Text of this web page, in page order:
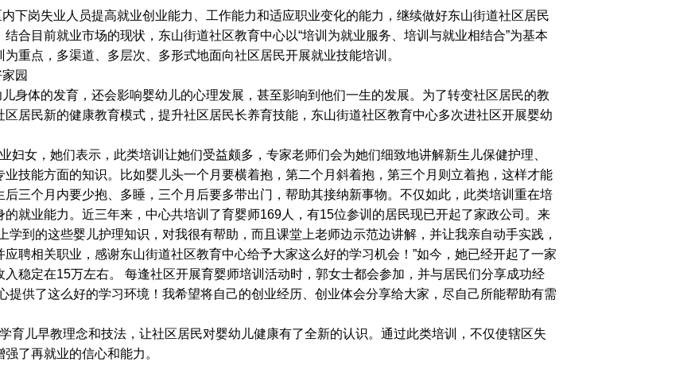
岗失业人员提高就业创业能力、工作能力和适应职业变化的能力，继续做好东山街道社区居民
合目前就业市场的现状，东山街道社区教育中心以“培训为就业服务、培训与就业相结合”为基本
重点，多渠道、多层次、多形式地面向社区居民开展就业技能培训。
园
体的发育，还会影响婴幼儿的心理发展，甚至影响到他们一生的发展。为了转变社区居民的教
居民新的健康教育模式，提升社区居民长养育技能，东山街道社区教育中心多次进社区开展婴幼
女，她们表示，此类培训让她们受益颇多，专家老师们会为她们细致地讲解新生儿保健护理、
技能方面的知识。比如婴儿头一个月要横着抱，第二个月斜着抱，第三个月则立着抱，这样才能
三个月内要少抱、多睡，三个月后要多带出门，帮助其接纳新事物。 不仅如此，此类培训重在培
就业能力。近三年来，中心共培训了育婴师169人，有15位参训的居民现已开起了家政公司。来
学到的这些婴儿护理知识，对我很有帮助，而且课堂上老师边示范边讲解，并让我亲自动手实践，
应聘相关职业，感谢东山街道社区教育中心给予大家这么好的学习机会！”如今，她已经开起了一家
稳定在15万左右。 每逢社区开展育婴师培训活动时，郭女士都会参加，并与居民们分享成功经
提供了这么好的学习环境！我希望将自己的创业经历、创业体会分享给大家，尽自己所能帮助有需
育儿早教理念和技法 ，让社区居民对婴幼儿健康有了全新的认识。通过此类培训，不仅使辖区失
了再就业的信心和能力。